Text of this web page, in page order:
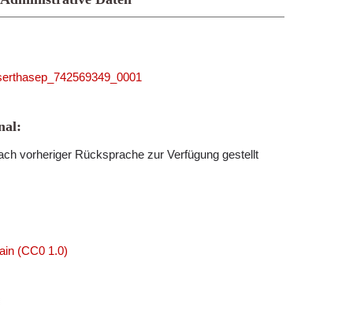
vorheriger Rücksprache zur Verfügung gestellt
(CC0 1.0)